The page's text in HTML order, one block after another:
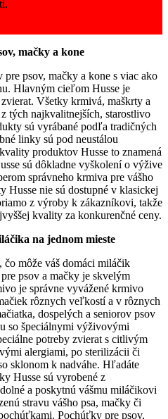
mačky a kone
psov, mačky a kone s viac ako
Hlavným cieľom Husse je
Všetky krmivá, maškrty a
tých najkvalitnejších, starostlivo
sú vyrábané podľa tradičných
linky sú pod neustálou
produktov Husse to znamená
sú dôkladne vyškolení o výžive
správneho krmiva pre vášho
Husse nie sú dostupné v klasickej
z výroby k zákazníkovi, takže
kvality za konkurenčné ceny.
na jednom mieste
čo môže váš domáci miláčik
psov a mačky je skvelým
je správne vyvážené krmivo
rôznych veľkostí a v rôznych
dospelých a seniorov psov
so špeciálnymi výživovými
potreby zvierat s citlivým
alergiami, po sterilizácii či
sklonom k nadváhe. Hľadáte
Husse sú vyrobené z
a poskytnú vášmu miláčikovi
stravu vášho psa, mačky či
Pochúťky pre psov,